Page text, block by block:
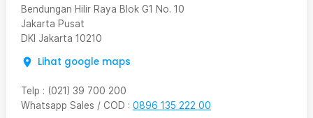
Bendungan Hilir Raya Blok G1 No. 10
Jakarta Pusat
DKI Jakarta 10210
Lihat google maps
Telp : (021) 39 700 200
Whatsapp Sales / COD : 0896 135 222 00